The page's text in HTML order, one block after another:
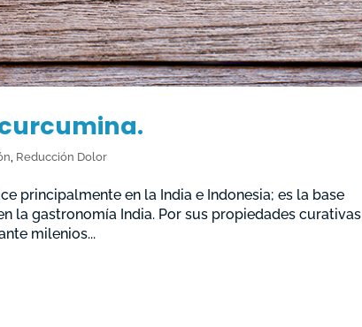
, Reducción Dolor
principalmente en la India e Indonesia; es la base
la gastronomía India. Por sus propiedades curativas
milenios...